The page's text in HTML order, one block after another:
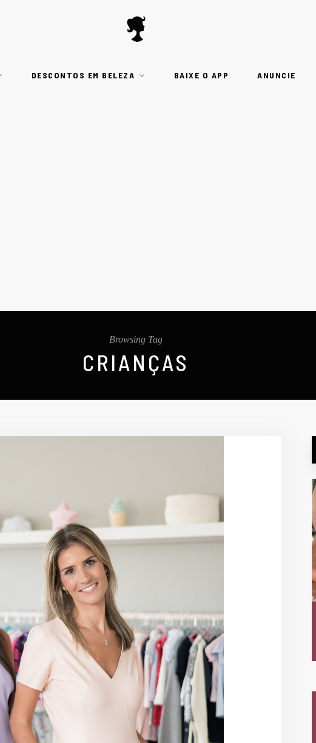
DESCONTOS EM BELEZA BAIXE O APP ANUNCIE
Browsing Tag
CRIANÇAS